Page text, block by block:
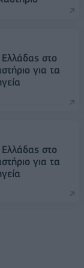
στο
για τα
στο
για τα